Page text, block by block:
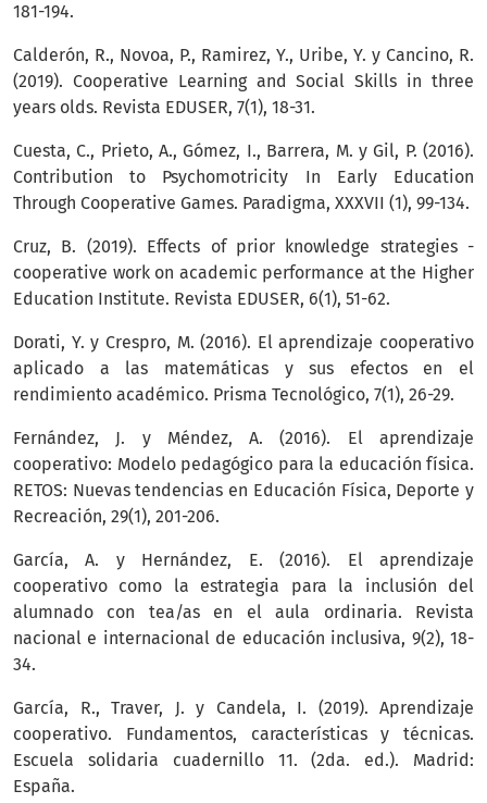
181-194.
Calderón, R., Novoa, P., Ramirez, Y., Uribe, Y. y Cancino, R.
(2019). Cooperative Learning and Social Skills in three
years olds. Revista EDUSER, 7(1), 18-31.
Cuesta, C., Prieto, A., Gómez, I., Barrera, M. y Gil, P. (2016).
Contribution to Psychomotricity In Early Education
Through Cooperative Games. Paradigma, XXXVII (1), 99-134.
Cruz, B. (2019). Effects of prior knowledge strategies -
cooperative work on academic performance at the Higher
Education Institute. Revista EDUSER, 6(1), 51-62.
Dorati, Y. y Crespro, M. (2016). El aprendizaje cooperativo
aplicado a las matemáticas y sus efectos en el
rendimiento académico. Prisma Tecnológico, 7(1), 26-29.
Fernández, J. y Méndez, A. (2016). El aprendizaje
cooperativo: Modelo pedagógico para la educación física.
RETOS: Nuevas tendencias en Educación Física, Deporte y
Recreación, 29(1), 201-206.
García, A. y Hernández, E. (2016). El aprendizaje
cooperativo como la estrategia para la inclusión del
alumnado con tea/as en el aula ordinaria. Revista
nacional e internacional de educación inclusiva, 9(2), 18-
34.
García, R., Traver, J. y Candela, I. (2019). Aprendizaje
cooperativo. Fundamentos, características y técnicas.
Escuela solidaria cuadernillo 11. (2da. ed.). Madrid:
España.